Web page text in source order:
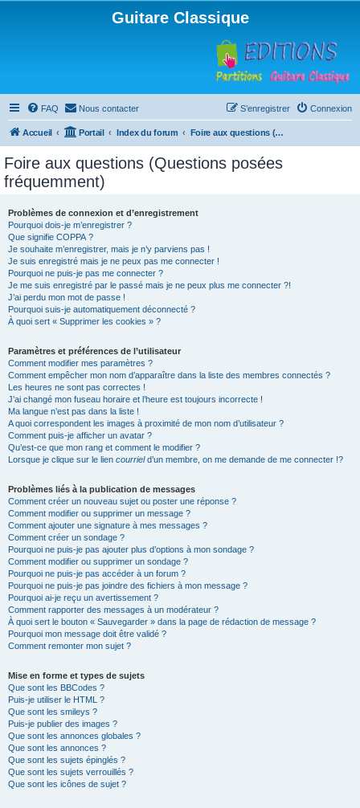
Guitare Classique
FAQ Nous contacter Connexion
S’enregistrer
Accueil Portail Index du forum Foire aux questions (Questions posées fréquemment)
Foire aux questions (Questions posées
fréquemment)
Problèmes de connexion et d’enregistrement
Pourquoi dois-je m’enregistrer ?
Que signifie COPPA ?
Je souhaite m’enregistrer, mais je n’y parviens pas !
Je suis enregistré mais je ne peux pas me connecter !
Pourquoi ne puis-je pas me connecter ?
Je me suis enregistré par le passé mais je ne peux plus me connecter ?!
J’ai perdu mon mot de passe !
Pourquoi suis-je automatiquement déconnecté ?
À quoi sert « Supprimer les cookies » ?
Paramètres et préférences de l’utilisateur
Comment modifier mes paramètres ?
Comment empêcher mon nom d’apparaître dans la liste des membres connectés ?
Les heures ne sont pas correctes !
J’ai changé mon fuseau horaire et l’heure est toujours incorrecte !
Ma langue n’est pas dans la liste !
A quoi correspondent les images à proximité de mon nom d’utilisateur ?
Comment puis-je afficher un avatar ?
Qu’est-ce que mon rang et comment le modifier ?
Lorsque je clique sur le lien courrield’un membre, on me demande de me connecter !?
Problèmes liés à la publication de messages
Comment créer un nouveau sujet ou poster une réponse ?
Comment modifier ou supprimer un message ?
Comment ajouter une signature à mes messages ?
Comment créer un sondage ?
Pourquoi ne puis-je pas ajouter plus d’options à mon sondage ?
Comment modifier ou supprimer un sondage ?
Pourquoi ne puis-je pas accéder à un forum ?
Pourquoi ne puis-je pas joindre des fichiers à mon message ?
Pourquoi ai-je reçu un avertissement ?
Comment rapporter des messages à un modérateur ?
À quoi sert le bouton « Sauvegarder » dans la page de rédaction de message ?
Pourquoi mon message doit être validé ?
Comment remonter mon sujet ?
Mise en forme et types de sujets
Que sont les BBCodes ?
Puis-je utiliser le HTML ?
Que sont les smileys ?
Puis-je publier des images ?
Que sont les annonces globales ?
Que sont les annonces ?
Que sont les sujets épinglés ?
Que sont les sujets verrouillés ?
Que sont les icônes de sujet ?